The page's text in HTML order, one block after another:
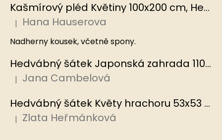
Kašmírový pléd Květiny 100x200 cm, Hedvábný svět
Hodnocení produktu je 5 z 5 hvězdiček.
| Hana Hauserova
Nadherny kousek, včetně spony.
Hedvábný šátek Japonská zahrada 110x110 cm v dárkovém balení, HEDVÁBNÝ SVĚT
Hodnocení produktu je 5 z 5 hvězdiček.
| Jana Cambelová
Hedvábný šátek Květy hrachoru 53x53 cm v dárkovém balení, HEDVÁBNÝ SVĚT
Hodnocení produktu je 5 z 5 hvězdiček.
| Zlata Heřmánková